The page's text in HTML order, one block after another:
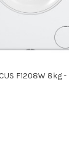
F1208W 8kg